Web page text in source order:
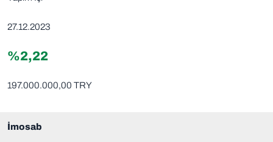
27.12.2023
%2,22
197.000.000,00 TRY
İmosab